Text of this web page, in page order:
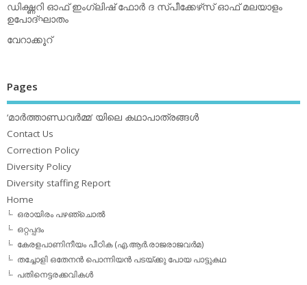
ഡിക്ഷ്ണറി ഓഫ് ഇംഗ്ലിഷ് ഫോര്‍ ദ സ്പീക്കേഴ്‌സ് ഓഫ് മലയാളം
ഉപോദ്ഘാതം
വേറാക്കൂറ്
Pages
‘മാര്‍ത്താണ്ഡവര്‍മ്മ’ യിലെ കഥാപാത്രങ്ങള്‍
Contact Us
Correction Policy
Diversity Policy
Diversity staffing Report
Home
ഒരായിരം പഴഞ്ചൊല്‍
ഒറ്റപ്പദം
കേരളപാണിനീയം പീഠിക (എ.ആര്‍.രാജരാജവര്‍മ)
തച്ചോളി ഒതേനൻ പൊന്നിയൻ പടയ്‌ക്കു പോയ പാട്ടുകഥ
പതിനെട്ടരക്കവികള്‍